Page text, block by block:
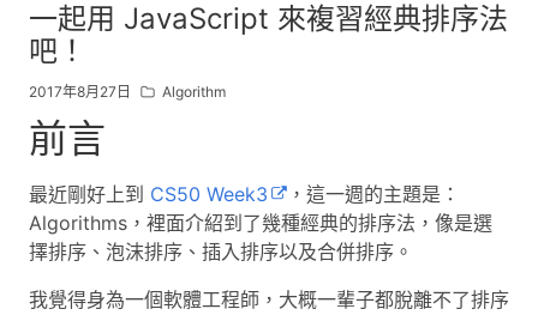
一起用 JavaScript 來複習經典排序法
吧！
2017年8月27日 Algorithm
前言
最近剛好上到 CS50 Week3
，這一週的主題是：
Algorithms，裡面介紹到了幾種經典的排序法，像是選
擇排序、泡沫排序、插入排序以及合併排序。
我覺得身為一個軟體工程師，大概一輩子都脫離不了排序